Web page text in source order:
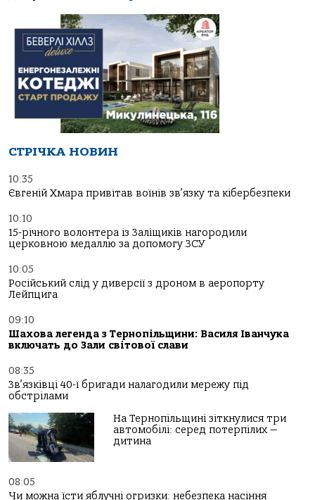
СТРІЧКА НОВИН
10:35
Євгеній Хмара привітав воїнів зв’язку та кібербезпеки
10:10
15-річного волонтера із Заліщиків нагородили
церковною медаллю за допомогу ЗСУ
10:05
Російський слід у диверсії з дроном в аеропорту
Лейпцига
09:10
Шахова легенда з Тернопільщини: Василя Іванчука
включать до Зали світової слави
08:35
Зв’язківці 40-ї бригади налагодили мережу під
обстрілами
На Тернопільщині зіткнулися три
автомобілі: серед потерпілих —
дитина
08:05
Чи можна їсти яблучні огризки: небезпека насіння